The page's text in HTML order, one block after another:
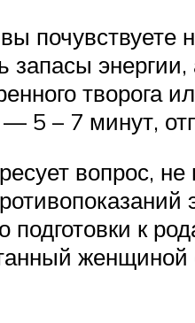
почувствуете
творога
5 – 7 минут,
вопрос,
подготовки к
женщиной